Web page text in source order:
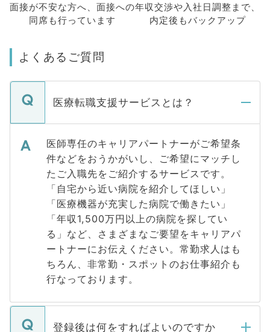
面接が不安な方へ、 面接への
同席も行っています
年収交渉や入社日調整まで、
内定後もバックアップ
よくあるご質問
医療転職支援サービスとは？
医師専任のキャリアパートナーがご希望条
件などをおうかがいし、ご希望にマッチし
たご入職先をご紹介するサービスです。
「自宅から近い病院を紹介してほしい」
「医療機器が充実した病院で働きたい」
「年収1,500万円以上の病院を探してい
る」など、さまざまなご要望をキャリアパ
ートナーにお伝えください。常勤求人はも
ちろん、非常勤・スポットのお仕事紹介も
行なっております。
登録後は何をすればよいのですか